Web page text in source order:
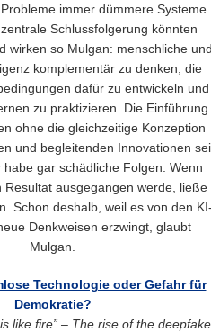
immer dümmere Systeme
Schlussfolgerung könnten
wirken so Mulgan: menschliche
komplementär zu denken, die
dafür zu entwickeln und
zu praktizieren. Die Einführung
ohne die gleichzeitige Konzeption
und begleitenden Innovationen sei
gar schädliche Folgen. Wenn
Resultat ausgegangen werde, ließe
Schon deshalb, weil es von den
Denkweisen erzwingt, glaubt
Mulgan.
Technologie oder Gefahr für
Demokratie?
like fire” – The rise of the deepfake